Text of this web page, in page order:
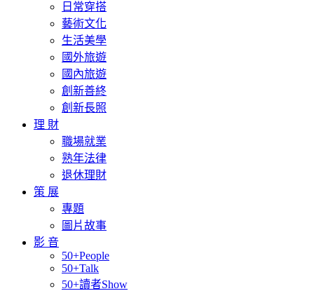
日常穿搭
藝術文化
生活美學
國外旅遊
國內旅遊
創新善終
創新長照
理 財
職場就業
熟年法律
退休理財
策 展
專題
圖片故事
影 音
50+People
50+Talk
50+讀者Show